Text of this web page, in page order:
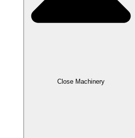
Close Machinery